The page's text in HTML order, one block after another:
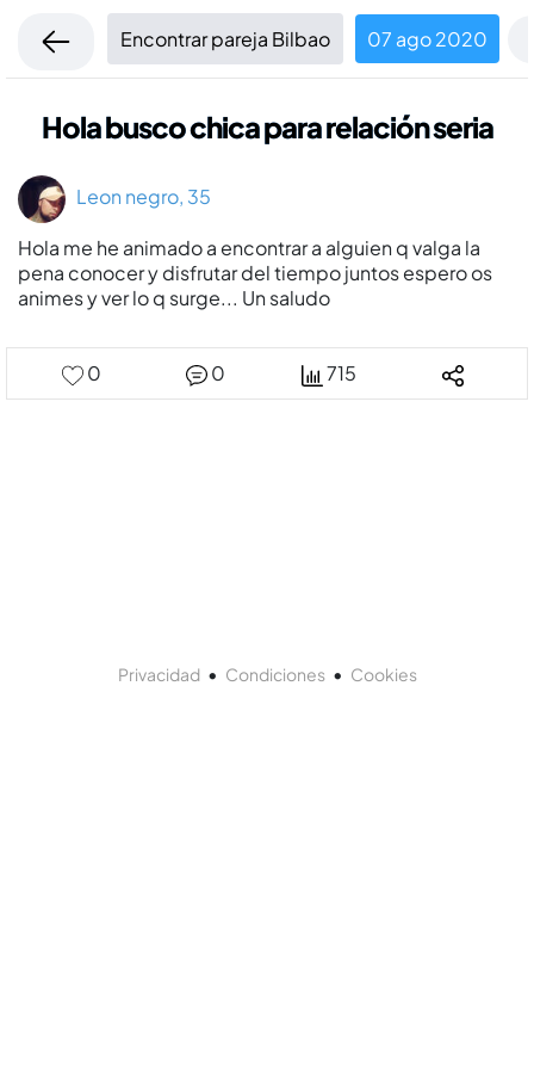
Encontrar pareja Bilbao 07 ago 2020
Hola busco chica para relación seria
Leon negro, 35
Hola me he animado a encontrar a alguien q valga la
pena conocer y disfrutar del tiempo juntos espero os
animes y ver lo q surge... Un saludo
0 0 715
Privacidad• Condiciones• Cookies